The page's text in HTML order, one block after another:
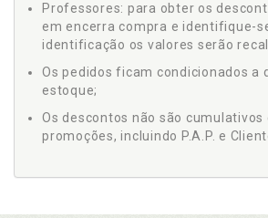
Professores: para obter os
em encerra compra e identifique-
identificação os valores serão
Os pedidos ficam condicionados a
estoque;
Os descontos não são cumulativos
promoções, incluindo P.A.P. e